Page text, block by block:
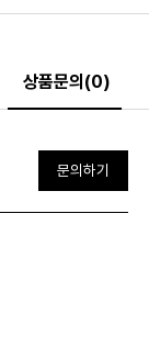
상품문의(0)
문의하기